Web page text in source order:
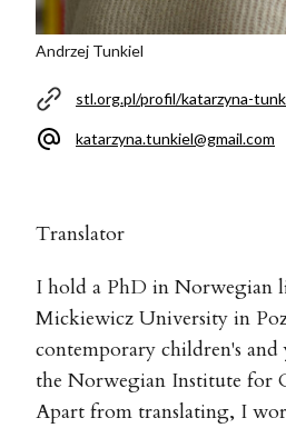
Andrzej Tunkiel
stl.org.pl/profil/katarzyna-
katarzyna.tunkiel@gmail.com
Translator
I hold a PhD in Norwegian
Mickiewicz University in
contemporary children's
the Norwegian Institute for
Apart from translating, I